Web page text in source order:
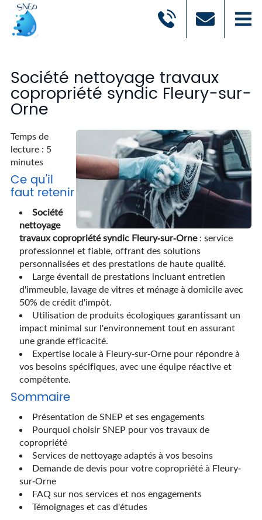
Société nettoyage travaux
copropriété syndic Fleury-sur-
Orne
Temps de
lecture : 5
minutes
Ce qu'il
faut retenir
Société
nettoyage
travaux copropriété syndic Fleury-sur-Orne: service
professionnel et fiable, offrant des solutions
personnalisées et des prestations de haute qualité.
Large éventail de prestations incluant entretien
d'immeuble, lavage de vitres et ménage à domicile avec
50% de crédit d'impôt.
Utilisation de produits écologiques garantissant un
impact minimal sur l'environnement tout en assurant
une grande efficacité.
Expertise locale à Fleury-sur-Orne pour répondre à
vos besoins spécifiques, avec une équipe réactive et
compétente.
Sommaire
Présentation de SNEP et ses engagements
Pourquoi choisir SNEP pour vos travaux de
copropriété
Services de nettoyage adaptés à vos besoins
Demande de devis pour votre copropriété à Fleury-
sur-Orne
FAQ sur nos services et nos engagements
Témoignages et cas d'études